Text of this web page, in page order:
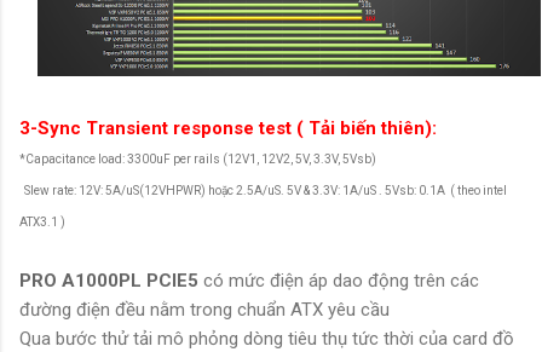
3-Sync Transient response test ( Tải biến thiên):
*Capacitance load: 3300uF per rails (12V1, 12V2, 5V, 3.3V, 5Vsb)
Slew rate: 12V: 5A/uS(12VHPWR) hoặc 2.5A/uS. 5V & 3.3V: 1A/uS . 5Vsb: 0.1A ( theo intel
ATX3.1 )
PRO A1000PL PCIE5 có mức điện áp dao động trên các
đường điện đều nằm trong chuẩn ATX yêu cầu
Qua bước thử tải mô phỏng dòng tiêu thụ tức thời của card đồ